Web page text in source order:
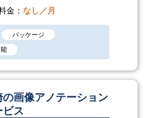
金： なし／月
パッケージ
の画像アノテーション
ス